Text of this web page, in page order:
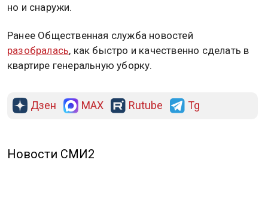
но и снаружи.
Ранее Общественная служба новостей
разобралась, как быстро и качественно сделать в
квартире генеральную уборку.
Дзен MAX Rutube Tg
Новости СМИ2